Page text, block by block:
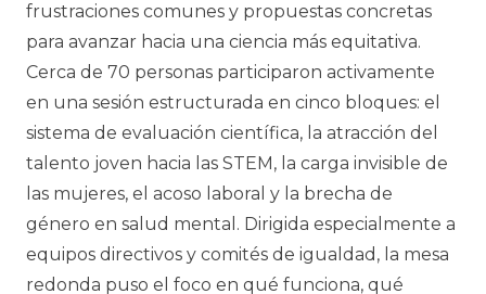
frustraciones comunes y propuestas concretas
para avanzar hacia una ciencia más equitativa.
Cerca de 70 personas participaron activamente
en una sesión estructurada en cinco bloques: el
sistema de evaluación científica, la atracción del
talento joven hacia las STEM, la carga invisible de
las mujeres, el acoso laboral y la brecha de
género en salud mental. Dirigida especialmente a
equipos directivos y comités de igualdad, la mesa
redonda puso el foco en qué funciona, qué